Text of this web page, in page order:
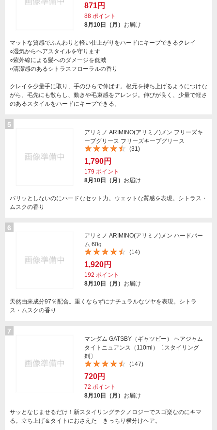
871円
88 ポイント
8月10日（月） お届け
マットな質感でふんわりと軽い仕上がりをハードにキープできるクレイ
○湿気からヘアスタイルを守ります
○紫外線による髪へのダメージを低減
○清潔感のあるシトラスフローラルの香り
クレイを少量手に取り、手のひらで伸ばす。根元を持ち上げるようにつけな
がら、毛先にも散らし、動きや毛束感をアレンジ。伸びが良く、少量で軽さ
のあるスタイルをハードにキープできる。
5
アリミノ ARIMINO(アリミノ)メン フリーズキ
ープグリース フリーズキープグリース
(31)
1,790円
179 ポイント
8月10日（月） お届け
パリッとしないのにハードなセット力。ウェットな質感を表現。シトラス・
ムスクの香り
6
アリミノ ARIMINO(アリミノ)メン ハードバー
ム 60g
(14)
1,920円
192 ポイント
8月10日（月） お届け
天然由来成分97％配合。重くならずにナチュラルなツヤを表現。シトラ
ス・ムスクの香り
7
マンダム GATSBY（ギャツビー） ヘアジャム
タイトニュアンス（110ml）〔スタイリング
剤〕
(147)
720円
72 ポイント
8月10日（月） お届け
サッとなじませるだけ！新スタイリングテクノロジーでスゴ楽なのにキマ
る。立ち上げ＆タイトにおさえた きっちり横分けヘア。